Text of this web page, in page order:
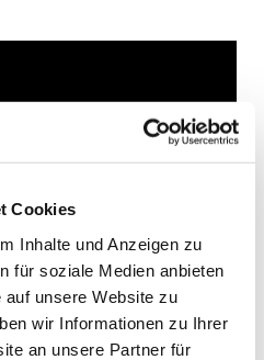
Cookies
Inhalte und Anzeigen zu
für soziale Medien anbieten
unsere Website zu
wir Informationen zu Ihrer
an unsere Partner für
Sie auch